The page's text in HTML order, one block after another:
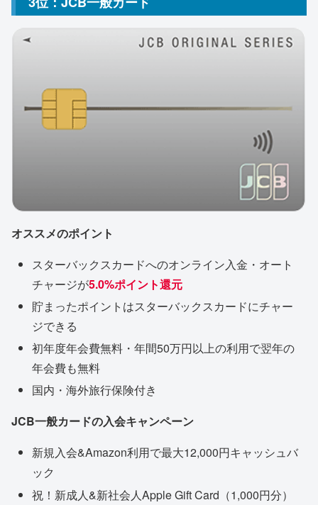
オススメのポイント
スターバックスカードへのオンライン入金・オート
チャージが5.0%ポイント還元
貯まったポイントはスターバックスカードにチャー
ジできる
初年度年会費無料・年間50万円以上の利用で翌年の
年会費も無料
国内・海外旅行保険付き
JCB一般カードの入会キャンペーン
新規入会&Amazon利用で最大12,000円キャッシュバ
ック
祝！新成人&新社会人Apple Gift Card（1,000円分）